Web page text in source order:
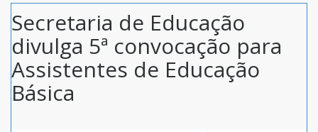
Secretaria de Educação
divulga 5ª convocação para
Assistentes de Educação
Básica